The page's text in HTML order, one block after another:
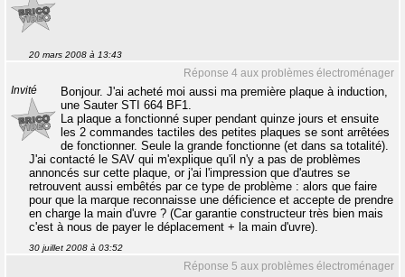
20 mars 2008 à 13:43
Réponse 4 aux problèmes électroménager
Invité
Bonjour. J'ai acheté moi aussi ma première plaque à induction,
une Sauter STI 664 BF1.
La plaque a fonctionné super pendant quinze jours et ensuite
les 2 commandes tactiles des petites plaques se sont arrêtées
de fonctionner. Seule la grande fonctionne (et dans sa totalité).
J'ai contacté le SAV qui m'explique qu'il n'y a pas de problèmes
annoncés sur cette plaque, or j'ai l'impression que d'autres se
retrouvent aussi embêtés par ce type de problème : alors que faire
pour que la marque reconnaisse une déficience et accepte de prendre
en charge la main d'uvre ? (Car garantie constructeur très bien mais
c'est à nous de payer le déplacement + la main d'uvre).
30 juillet 2008 à 03:52
Réponse 5 aux problèmes électroménager